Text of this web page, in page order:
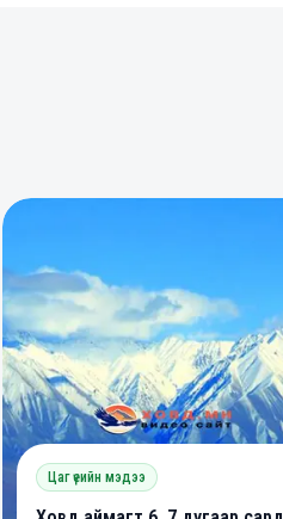
Цаг үеийн мэдээ